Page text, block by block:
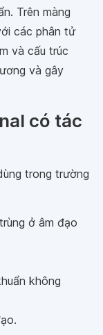
Trên màng
các phân tử
và cấu trúc
và gây
có tác
trong trường
ở âm đạo
không